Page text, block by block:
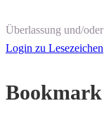
Überlassung und/
Login zu Lesezeichen